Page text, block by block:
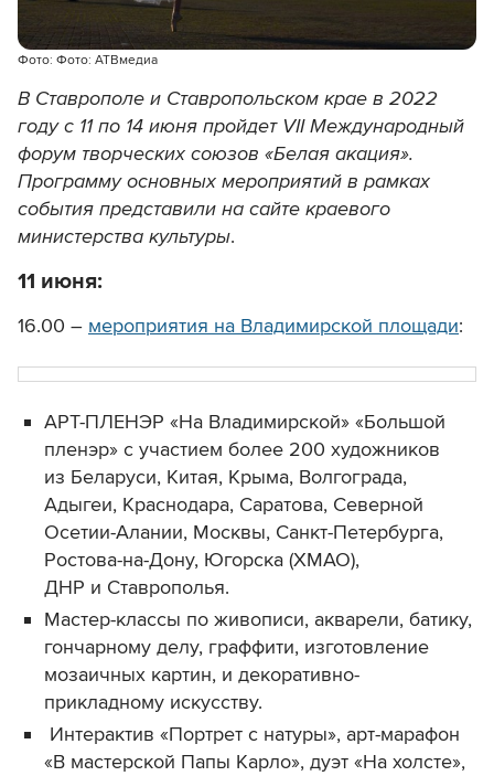
Фото: Фото: АТВмедиа
В Ставрополе и Ставропольском крае в 2022
году с 11 по 14 июня пройдет VII Международный
форум творческих союзов «Белая акация».
Программу основных мероприятий в рамках
события представили на сайте краевого
министерства культуры.
11 июня:
16.00 – мероприятия на Владимирской площади:
АРТ-ПЛЕНЭР «На Владимирской» «Большой
пленэр» с участием более 200 художников
из Беларуси, Китая, Крыма, Волгограда,
Адыгеи, Краснодара, Саратова, Северной
Осетии-Алании, Москвы, Санкт-Петербурга,
Ростова-на-Дону, Югорска (ХМАО),
ДНР и Ставрополья.
Мастер-классы по живописи, акварели, батику,
гончарному делу, граффити, изготовление
мозаичных картин, и декоративно-
прикладному искусству.
Интерактив «Портрет с натуры», арт-марафон
«В мастерской Папы Карло», дуэт «На холсте»,